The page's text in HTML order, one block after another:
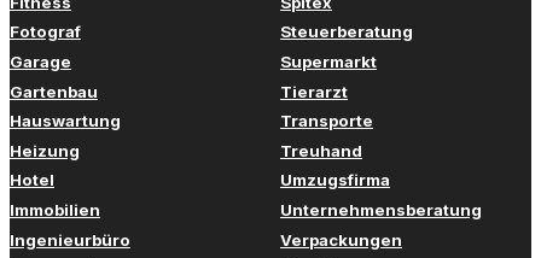
Fotograf
Garage
Gartenbau
Hauswartung
Heizung
Hotel
Immobilien
Ingenieurbüro
Steuerberatung
Supermarkt
Tierarzt
Transporte
Treuhand
Umzugsfirma
Unternehmensberatung
Verpackungen